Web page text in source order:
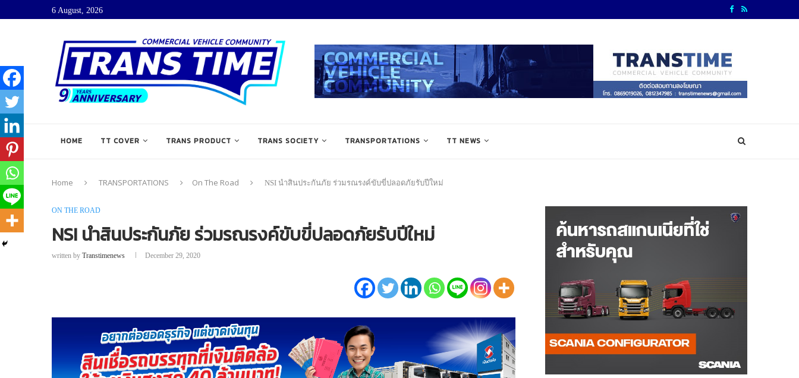
6 August, 2026
HOME TT COVER TRANS PRODUCT TRANS SOCIETY TRANSPORTATIONS TT NEWS
Home TRANSPORTATIONS On The Road NSI นำสินประกันภัย ร่วมรณรงค์ขับขี่ปลอดภัยรับปีใหม่
ON THE ROAD
NSI นำสินประกันภัย ร่วมรณรงค์ขับขี่ปลอดภัยรับปีใหม่
written by Transtimenews December 29, 2020